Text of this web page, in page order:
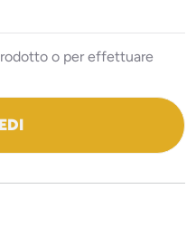
o per effettuare